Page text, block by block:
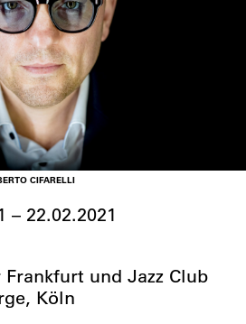
CIFARELLI
– 22.02.2021
Frankfurt und Jazz Club
Köln